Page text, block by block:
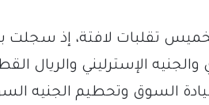
تقلبات لافتة، إذ
الإسترليني والريال
السوق وتحطيم الجنيه